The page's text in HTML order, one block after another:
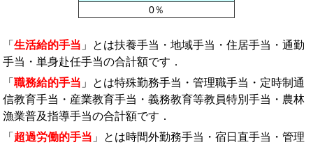
0％
「 生活給的手当 」とは扶養手当・地域手当・住居手当・通勤
手当・単身赴任手当の合計額です．
「 職務給的手当 」とは特殊勤務手当・管理職手当・定時制通
信教育手当・産業教育手当・義務教育等教員特別手当・農林
漁業普及指導手当の合計額です．
「 超過労働的手当 」とは時間外勤務手当・宿日直手当・管理